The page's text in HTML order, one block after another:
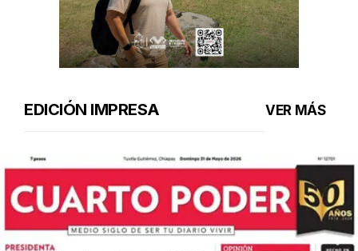
EDICIÓN IMPRESA VER MÁS